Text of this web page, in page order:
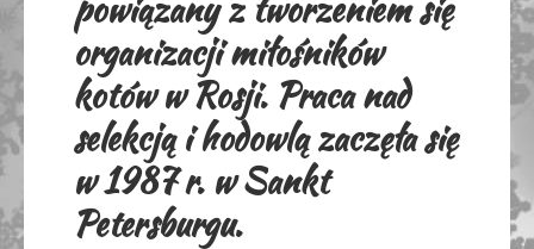
organizacji miłośników
kotów w Rosji. Praca nad
selekcją i hodowlą zaczęła się
w 1987 r. w Sankt
Petersburgu.